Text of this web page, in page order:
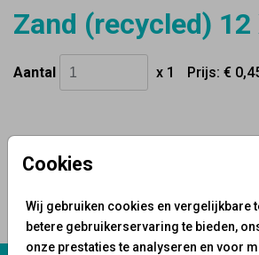
Cookies
Wij gebruiken cookies en vergelijkbare
betere gebruikerservaring te bieden,
onze prestaties te analyseren en voor
Zand (recycled) 12
Aantal x 1 Prijs: €
OMSCHRIJVING
Prijs:€ 0,45 per 1